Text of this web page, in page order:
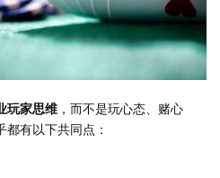
玩家思维 ，而不是玩心态、赌心
有以下共同点：